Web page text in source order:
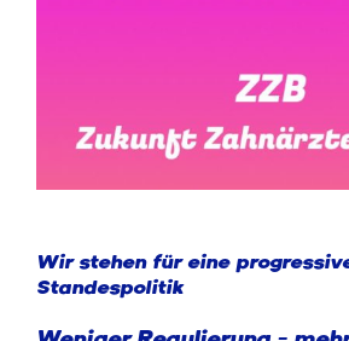
Wir stehen für eine
Standespolitik